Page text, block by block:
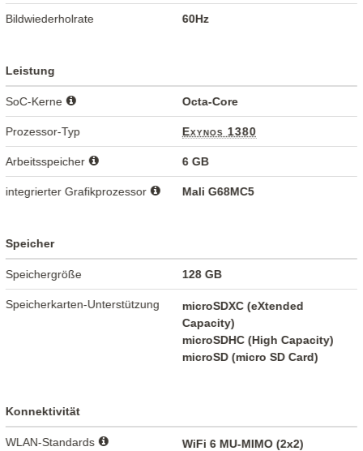
Bildwiederholrate 60Hz
Leistung
SoC-Kerne Octa-Core
Prozessor-Typ Exynos 1380
Arbeitsspeicher 6 GB
integrierter Grafikprozessor Mali G68MC5
Speicher
Speichergröße 128 GB
Speicherkarten-Unterstützung
microSDXC (eXtended
Capacity)
microSDHC (High Capacity)
microSD (micro SD Card)
Konnektivität
WLAN-Standards
WiFi 6 MU-MIMO (2x2)